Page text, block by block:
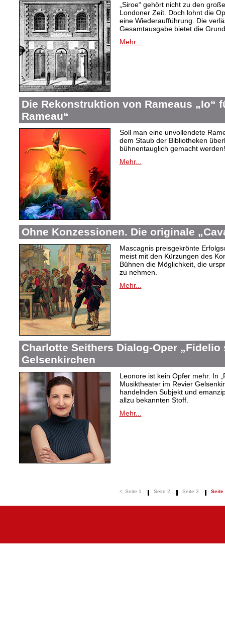
„Siroe“ gehört nicht zu den
Londoner Zeit. Doch lohnt die
eine Wiederaufführung. Die
Gesamtausgabe bietet die
Mehr...
Die Rekonstruktion von Rameaus „Io“
Rameau“
Soll man eine unvollendete
dem Staub der Bibliotheken
bühnentauglich gemacht
Mehr...
Ohne Konzessionen. Die originale
Mascagnis preisgekrönte
meist mit den Kürzungen des
Bühnen die Möglichkeit, die
zu nehmen.
Mehr...
Charlotte Seithers Dialog-Oper „Fidelio
Gelsenkirchen
Leonore ist kein Opfer mehr. In
Musiktheater im Revier
handelnden Subjekt und
allzu bekannten Stoff.
Mehr...
< Seite 1 Seite 2 Seite 3 Seite